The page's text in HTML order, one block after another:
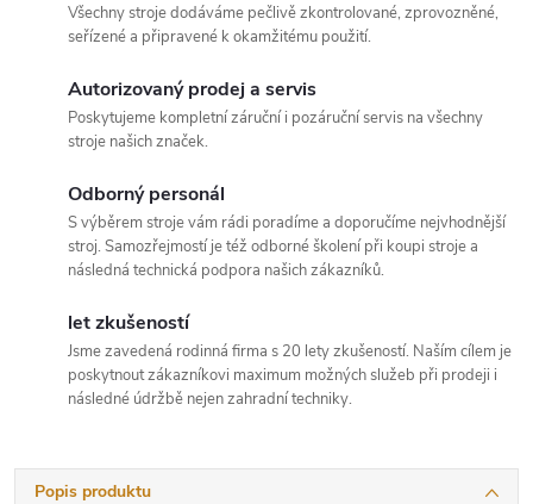
Všechny stroje dodáváme pečlivě zkontrolované, zprovozněné,
seřízené a připravené k okamžitému použití.
Autorizovaný prodej a servis
Poskytujeme kompletní záruční i pozáruční servis na všechny
stroje našich značek.
Odborný personál
S výběrem stroje vám rádi poradíme a doporučíme nejvhodnější
stroj. Samozřejmostí je též odborné školení při koupi stroje a
následná technická podpora našich zákazníků.
let zkušeností
Jsme zavedená rodinná firma s 20 lety zkušeností. Naším cílem je
poskytnout zákazníkovi maximum možných služeb při prodeji i
následné údržbě nejen zahradní techniky.
Popis produktu